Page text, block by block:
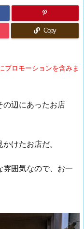
Copy
プロモーションを含みま
の辺にあったお店
けたお店だ。
雰囲気なので、お一